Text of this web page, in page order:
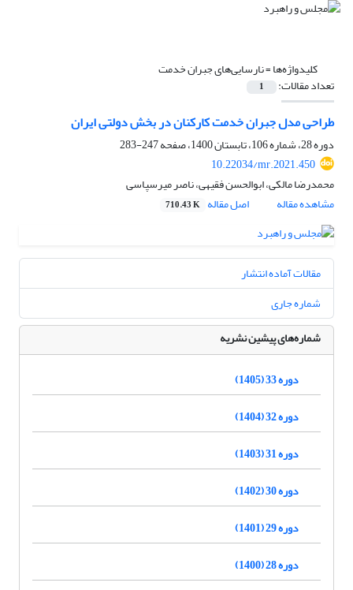
کلیدواژه‌ها =نارسایی‌های جبران خدمت
تعداد مقالات: 1
طراحی مدل جبران خدمت کارکنان در بخش دولتی ایران
دوره 28، شماره 106، تابستان 1400، صفحه
247-283
10.22034/mr.2021.450
محمدرضا مالکی، ابوالحسن فقیهی، ناصر میرسپاسی
مشاهده مقاله
اصل مقاله 710.43 K
مقالات آماده انتشار
شماره جاری
شماره‌های پیشین نشریه
دوره 33 (1405)
دوره 32 (1404)
دوره 31 (1403)
دوره 30 (1402)
دوره 29 (1401)
دوره 28 (1400)